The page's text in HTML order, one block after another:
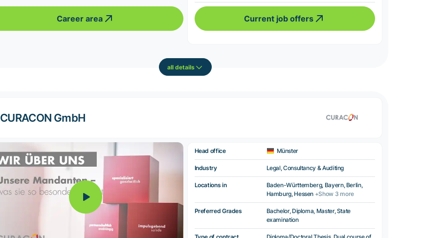
Career area Current job offers
all details
CURACON GmbH
Head office Münster
Industry Legal, Consultancy & Auditing
Locations in
Baden-Württemberg, Bayern, Berlin,
Hamburg, Hessen +Show 3 more
Preferred Grades
Bachelor, Diploma, Master, State
examination